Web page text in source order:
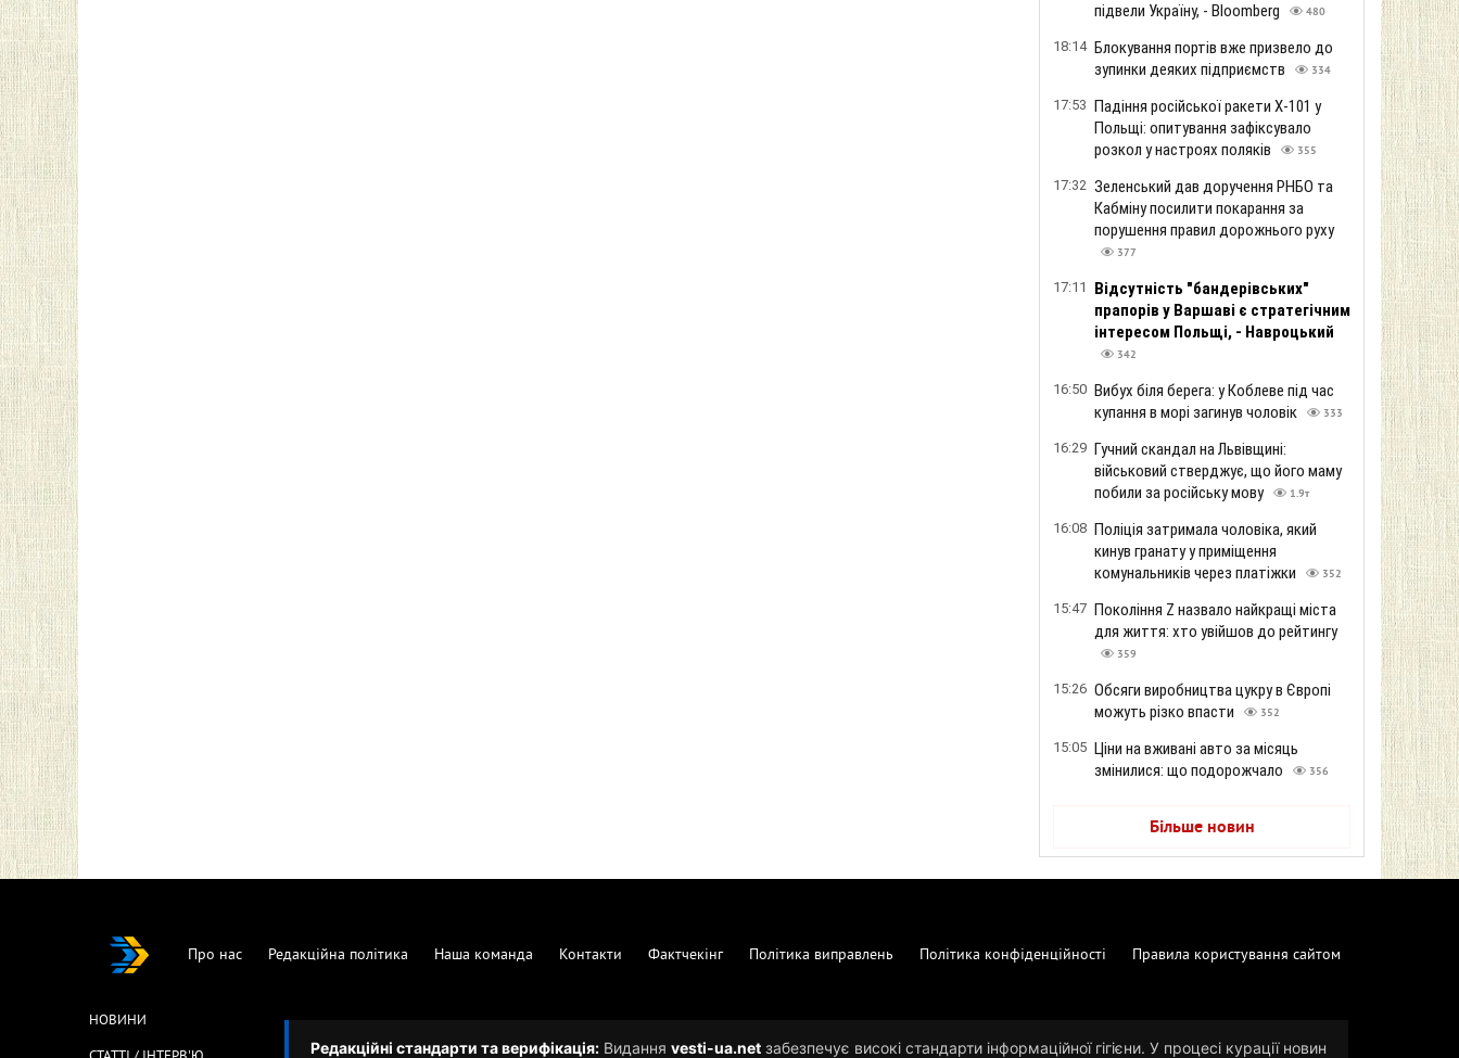
підвели Україну, - Bloomberg
480
18:14 Блокування портів вже призвело до
зупинки деяких підприємств
334
17:53 Падіння російської ракети Х-101 у
Польщі: опитування зафіксувало
розкол у настроях поляків
355
17:32 Зеленський дав доручення РНБО та
Кабміну посилити покарання за
порушення правил дорожнього руху
377
17:11
Відсутність "бандерівських"
прапорів у Варшаві є стратегічним
інтересом Польщі, - Навроцький
342
16:50 Вибух біля берега: у Коблеве під час
купання в морі загинув чоловік
333
16:29 Гучний скандал на Львівщині:
військовий стверджує, що його маму
побили за російську мову
1.9т
16:08 Поліція затримала чоловіка, який
кинув гранату у приміщення
комунальників через платіжки
352
15:47 Покоління Z назвало найкращі міста
для життя: хто увійшов до рейтингу
359
15:26 Обсяги виробництва цукру в Європі
можуть різко впасти
352
15:05 Ціни на вживані авто за місяць
змінилися: що подорожчало
356
Більше новин
Про нас Редакційна політика Наша команда Контакти Фактчекінг Політика виправлень Політика конфіденційності Правила користування сайтом
НОВИНИ
Редакційні стандарти та верифікація: Видання vesti-ua.net забезпечує високі стандарти інформаційної гігієни. У процесі курації новин